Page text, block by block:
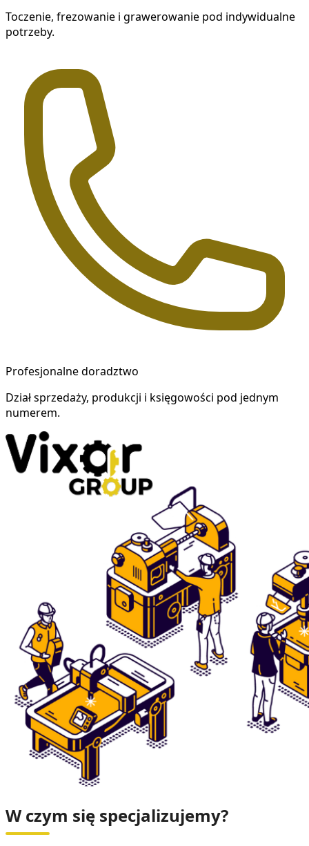
Toczenie, frezowanie i grawerowanie pod indywidualne
potrzeby.
Profesjonalne doradztwo
Dział sprzedaży, produkcji i księgowości pod jednym
numerem.
W czym się specjalizujemy?